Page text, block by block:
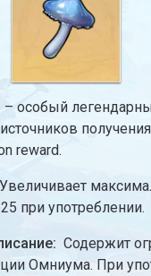
– особый
reward.
Увеличивает
при употреблении.
Содержит
Омниума. При